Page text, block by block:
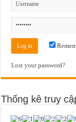
Lost your password?
Thống kê truy